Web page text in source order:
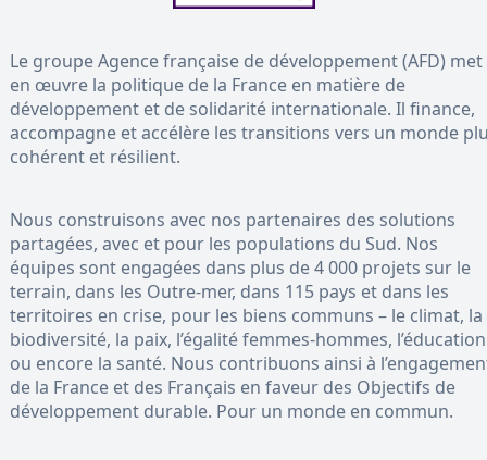
Le groupe Agence française de développement (AFD) met
en œuvre la politique de la France en matière de
développement et de solidarité internationale. Il finance,
accompagne et accélère les transitions vers un monde
cohérent et résilient.
Nous construisons avec nos partenaires des solutions
partagées, avec et pour les populations du Sud. Nos
équipes sont engagées dans plus de 4 000 projets sur le
terrain, dans les Outre-mer, dans 115 pays et dans les
territoires en crise, pour les biens communs – le climat, la
biodiversité, la paix, l’égalité femmes-hommes, l’éducation
ou encore la santé. Nous contribuons ainsi à
de la France et des Français en faveur des Objectifs de
développement durable. Pour un monde en commun.